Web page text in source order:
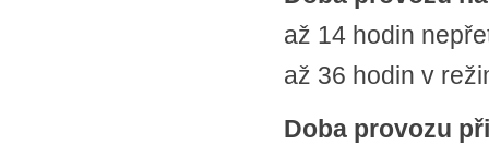
až 14 hodin
až 36 hodin v
Doba provozu